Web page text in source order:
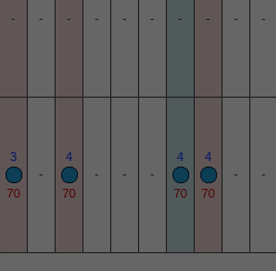
- - - - - - - - - -
3
70
-
4
70
- - -
4
70
4
70
- -